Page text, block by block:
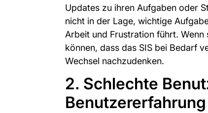
Updates zu ihren Aufgaben oder
nicht in der Lage, wichtige
Arbeit und Frustration führt.
können, dass das SIS bei Bedarf
Wechsel nachzudenken.
2. Schlechte
Benutzererfahrung